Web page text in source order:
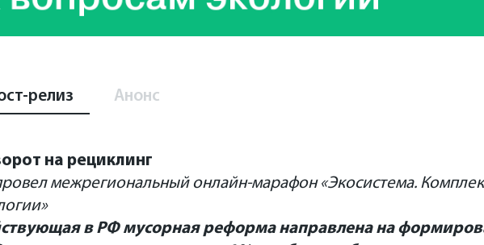
релиз Анонс
на рециклинг
межрегиональный онлайн-марафон «Экосистема.
в РФ мусорная реформа направлена на